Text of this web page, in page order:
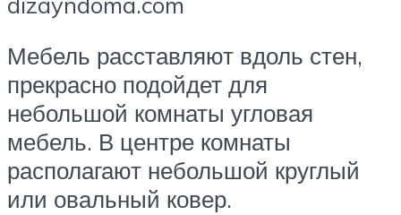
Мебель расставляют вдоль стен,
прекрасно подойдет для
небольшой комнаты угловая
мебель. В центре комнаты
располагают небольшой круглый
или овальный ковер.